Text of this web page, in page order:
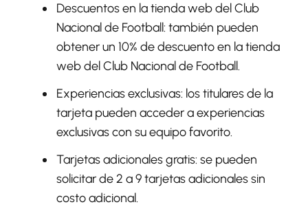
Descuentos en la tienda web del Club
Nacional de Football: también pueden
obtener un 10% de descuento en la tienda
web del Club Nacional de Football.
Experiencias exclusivas: los titulares de la
tarjeta pueden acceder a experiencias
exclusivas con su equipo favorito.
Tarjetas adicionales gratis: se pueden
solicitar de 2 a 9 tarjetas adicionales sin
costo adicional.